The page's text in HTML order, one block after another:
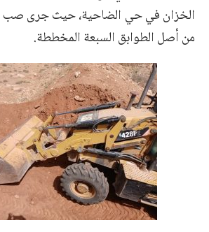
الخزان في حي الضاحية، حيث جرى صب
من أصل الطوابق السبعة المخططة.